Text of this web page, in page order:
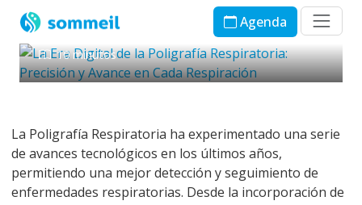
Agenda
en Cada Respiración
5 de octubre de 2023
10 minutos
La Poligrafía Respiratoria ha experimentado una serie
de avances tecnológicos en los últimos años,
permitiendo una mejor detección y seguimiento de
enfermedades respiratorias. Desde la incorporación de